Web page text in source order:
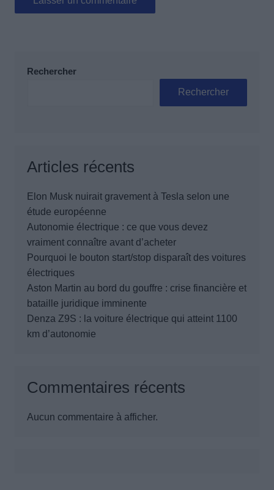
Rechercher
Rechercher
Articles récents
Elon Musk nuirait gravement à Tesla selon une
étude européenne
Autonomie électrique : ce que vous devez
vraiment connaître avant d’acheter
Pourquoi le bouton start/stop disparaît des voitures
électriques
Aston Martin au bord du gouffre : crise financière et
bataille juridique imminente
Denza Z9S : la voiture électrique qui atteint 1100
km d’autonomie
Commentaires récents
Aucun commentaire à afficher.